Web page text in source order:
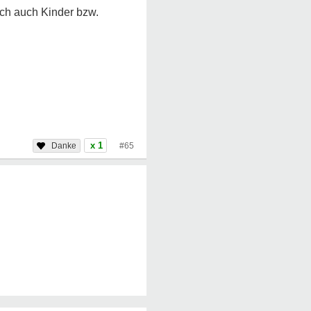
auch Kinder bzw.
x 1 #65